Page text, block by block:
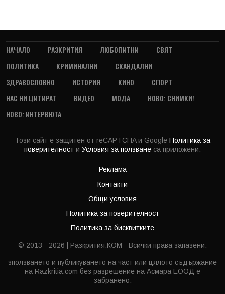
НАЧАЛО РАЗКРИТИЯ ЛЮБОПИТНИ
СВЯТ
ПОЛИТИКА
КРИМИНАЛНИ
СКАНДАЛНИ
ЗДРАВОСЛОВНО
ИСТОРИЯ КИНО
СПОРТ
НАС НИ ЦИТИРАТ
ВИДЕО МОДА
НОВО: СНИМКИ!
НОВО: ИНТЕРВЮТА
Този сайт е защитен от reCAPTCHA и Google Политика за
поверителност и Условия за ползване са приложени.
Реклама
Контакти
Общи условия
Политика за поверителност
Политика за бисквитките
© 2013 - 2026 | Разкрития.КОМ - Всички права запазени.
зползването и публикуването на част или цялото съдържание
на Razkritia.com без разрешение на Асмара ЕООД е
забранено.